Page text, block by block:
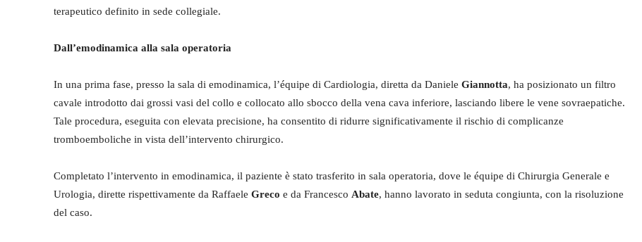
terapeutico definito in sede collegiale.
Dall’emodinamica alla sala operatoria
In una prima fase, presso la sala di emodinamica, l’équipe di Cardiologia, diretta da Daniele Giannotta, ha posizionato un filtro
cavale introdotto dai grossi vasi del collo e collocato allo sbocco della vena cava inferiore, lasciando libere le vene sovraepatiche.
Tale procedura, eseguita con elevata precisione, ha consentito di ridurre significativamente il rischio di complicanze
tromboemboliche in vista dell’intervento chirurgico.
Completato l’intervento in emodinamica, il paziente è stato trasferito in sala operatoria, dove le équipe di Chirurgia Generale e
Urologia, dirette rispettivamente da Raffaele Greco e da Francesco Abate, hanno lavorato in seduta congiunta, con la risoluzione
del caso.